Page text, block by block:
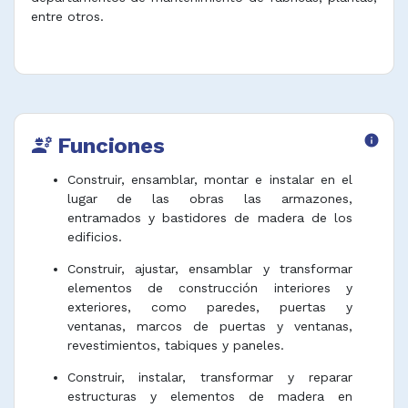
entre otros.
engineering Funciones info
Construir, ensamblar, montar e instalar en el
lugar de las obras las armazones,
entramados y bastidores de madera de los
edificios.
Construir, ajustar, ensamblar y transformar
elementos de construcción interiores y
exteriores, como paredes, puertas y
ventanas, marcos de puertas y ventanas,
revestimientos, tabiques y paneles.
Construir, instalar, transformar y reparar
estructuras y elementos de madera en